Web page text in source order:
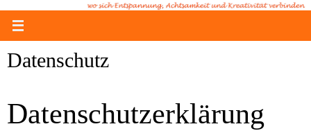
Datenschutz
Datenschutz­erklärung